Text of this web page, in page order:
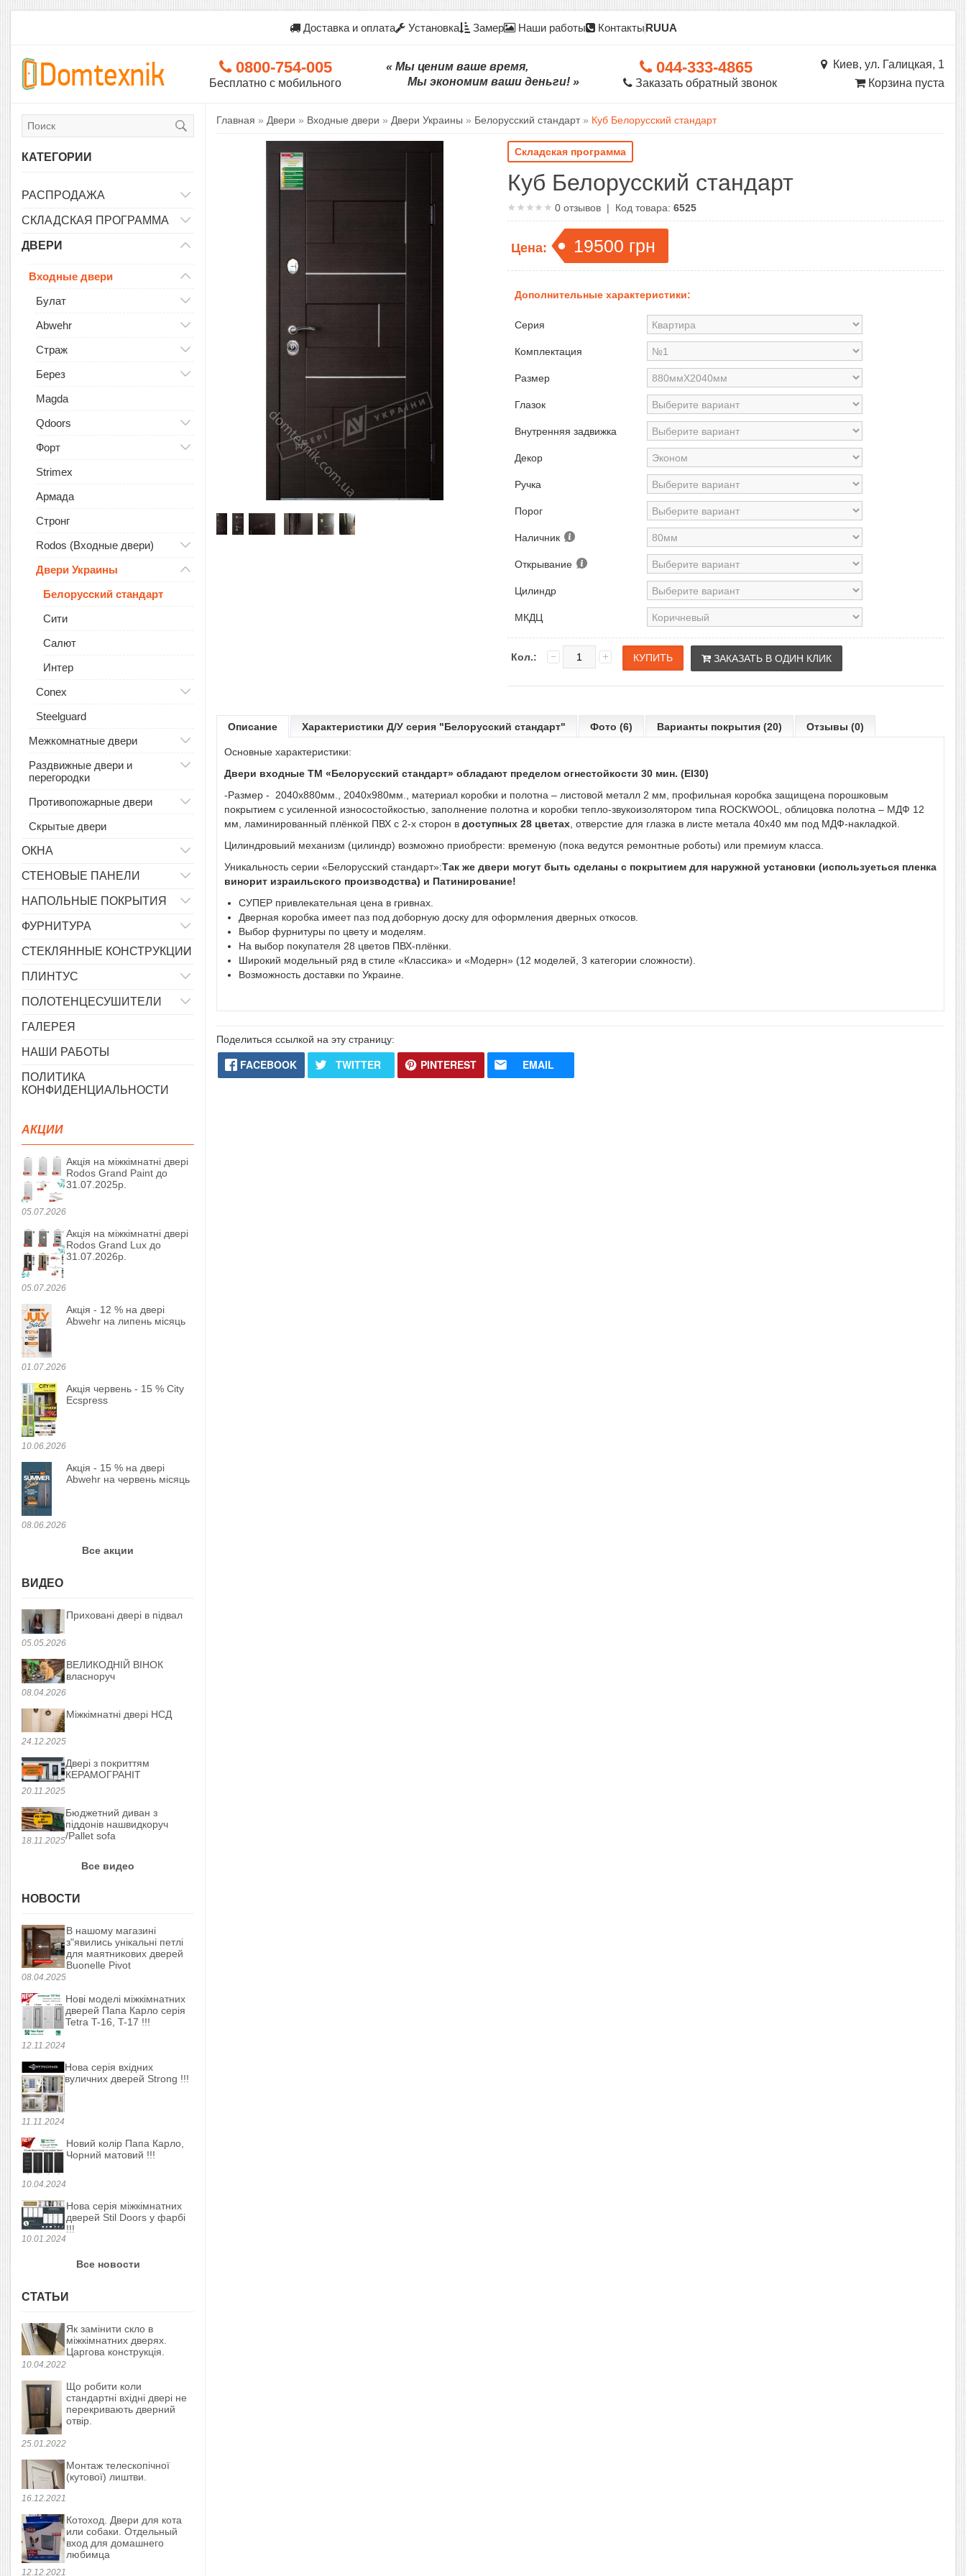
Доставка и оплата Установка Замер Наши работы КонтактыRUUA
0800-754-005
Бесплатно с мобильного
« Мы ценим ваше время,
Мы экономим ваши деньги! »
044-333-4865
Заказать обратный звонок
Киев, ул. Галицкая, 1
Корзина пуста
КАТЕГОРИИ
РАСПРОДАЖА
СКЛАДСКАЯ ПРОГРАММА
ДВЕРИ
Входные двери
Булат
Abwehr
Страж
Берез
Magda
Qdoors
Форт
Strimex
Армада
Стронг
Rodos (Входные двери)
Двери Украины
Белорусский стандарт
Сити
Салют
Интер
Conex
Steelguard
Межкомнатные двери
Раздвижные двери и
перегородки
Противопожарные двери
Скрытые двери
ОКНА
СТЕНОВЫЕ ПАНЕЛИ
НАПОЛЬНЫЕ ПОКРЫТИЯ
ФУРНИТУРА
СТЕКЛЯННЫЕ КОНСТРУКЦИИ
ПЛИНТУС
ПОЛОТЕНЦЕСУШИТЕЛИ
ГАЛЕРЕЯ
НАШИ РАБОТЫ
ПОЛИТИКА
КОНФИДЕНЦИАЛЬНОСТИ
АКЦИИ
05.07.2026
Акція на міжкімнатні двері
Rodos Grand Paint до
31.07.2025р.
05.07.2026
Акція на міжкімнатні двері
Rodos Grand Lux до
31.07.2026р.
01.07.2026
Акція - 12 % на двері
Abwehr на липень місяць
10.06.2026
Акція червень - 15 % City
Ecspress
08.06.2026
Акція - 15 % на двері
Abwehr на червень місяць
Все акции
ВИДЕО
05.05.2026
Приховані двері в підвал
08.04.2026
ВЕЛИКОДНІЙ ВІНОК
власноруч
24.12.2025
Міжкімнатні двері НСД
20.11.2025
Двері з покриттям
КЕРАМОГРАНІТ
18.11.2025
Бюджетний диван з
піддонів нашвидкоруч
/Pallet sofa
Все видео
НОВОСТИ
08.04.2025
В нашому магазині
з"явились унікальні петлі
для маятникових дверей
Buonelle Pivot
12.11.2024
Нові моделі міжкімнатних
дверей Папа Карло серія
Tetra T-16, T-17 !!!
11.11.2024
Нова серія вхідних
вуличних дверей Strong !!!
10.04.2024
Новий колір Папа Карло,
Чорний матовий !!!
10.01.2024
Нова серія міжкімнатних
дверей Stil Doors у фарбі
!!!
Все новости
СТАТЬИ
10.04.2022
Як замінити скло в
міжкімнатних дверях.
Царгова конструкція.
25.01.2022
Що робити коли
стандартні вхідні двері не
перекривають дверний
отвір.
16.12.2021
Монтаж телескопічної
(кутової) лиштви.
12.12.2021
Котоход. Двери для кота
или собаки. Отдельный
вход для домашнего
любимца
Главная » Двери » Входные двери » Двери Украины » Белорусский стандарт » Куб Белорусский стандарт
Складская программа
Куб Белорусский стандарт
0 отзывов | Код товара:6525
Цена: 19500 грн
Дополнительные характеристики:
Серия
Комплектация
Размер
Глазок
Внутренняя задвижка
Декор
Ручка
Порог
Наличник
Открывание
Цилиндр
МКДЦ
Кол.: ЗАКАЗАТЬ В ОДИН КЛИК
Описание Характеристики Д/У серия "Белорусский стандарт" Фото (6) Варианты покрытия (20) Отзывы (0)
Основные характеристики:
Двери входные ТМ «Белорусский стандарт» обладают пределом огнестойкости 30 мин. (EI30)
-Размер - 2040х880мм., 2040х980мм., материал коробки и полотна – листовой металл 2 мм, профильная коробка защищена порошковым
покрытием с усиленной износостойкостью, заполнение полотна и коробки тепло-звукоизолятором типа ROCKWOOL, облицовка полотна – МДФ 12
мм, ламинированный плёнкой ПВХ с 2-х сторон в доступных 28 цветах , отверстие для глазка в листе метала 40х40 мм под МДФ-накладкой.
Цилиндровыий механизм (цилиндр) возможно приобрести: временую (пока ведутся ремонтные роботы) или премиум класса.
Уникальность серии «Белорусский стандарт»:Так же двери могут быть сделаны с покрытием для наружной установки (используеться пленка
винорит израильского производства) и Патинирование!
СУПЕР привлекательная цена в гривнах.
Дверная коробка имеет паз под доборную доску для оформления дверных откосов.
Выбор фурнитуры по цвету и моделям.
На выбор покупателя 28 цветов ПВХ-плёнки.
Широкий модельный ряд в стиле «Классика» и «Модерн» (12 моделей, 3 категории сложности).
Возможность доставки по Украине.
Поделиться ссылкой на эту страницу:
FACEBOOK TWITTER PINTEREST EMAIL